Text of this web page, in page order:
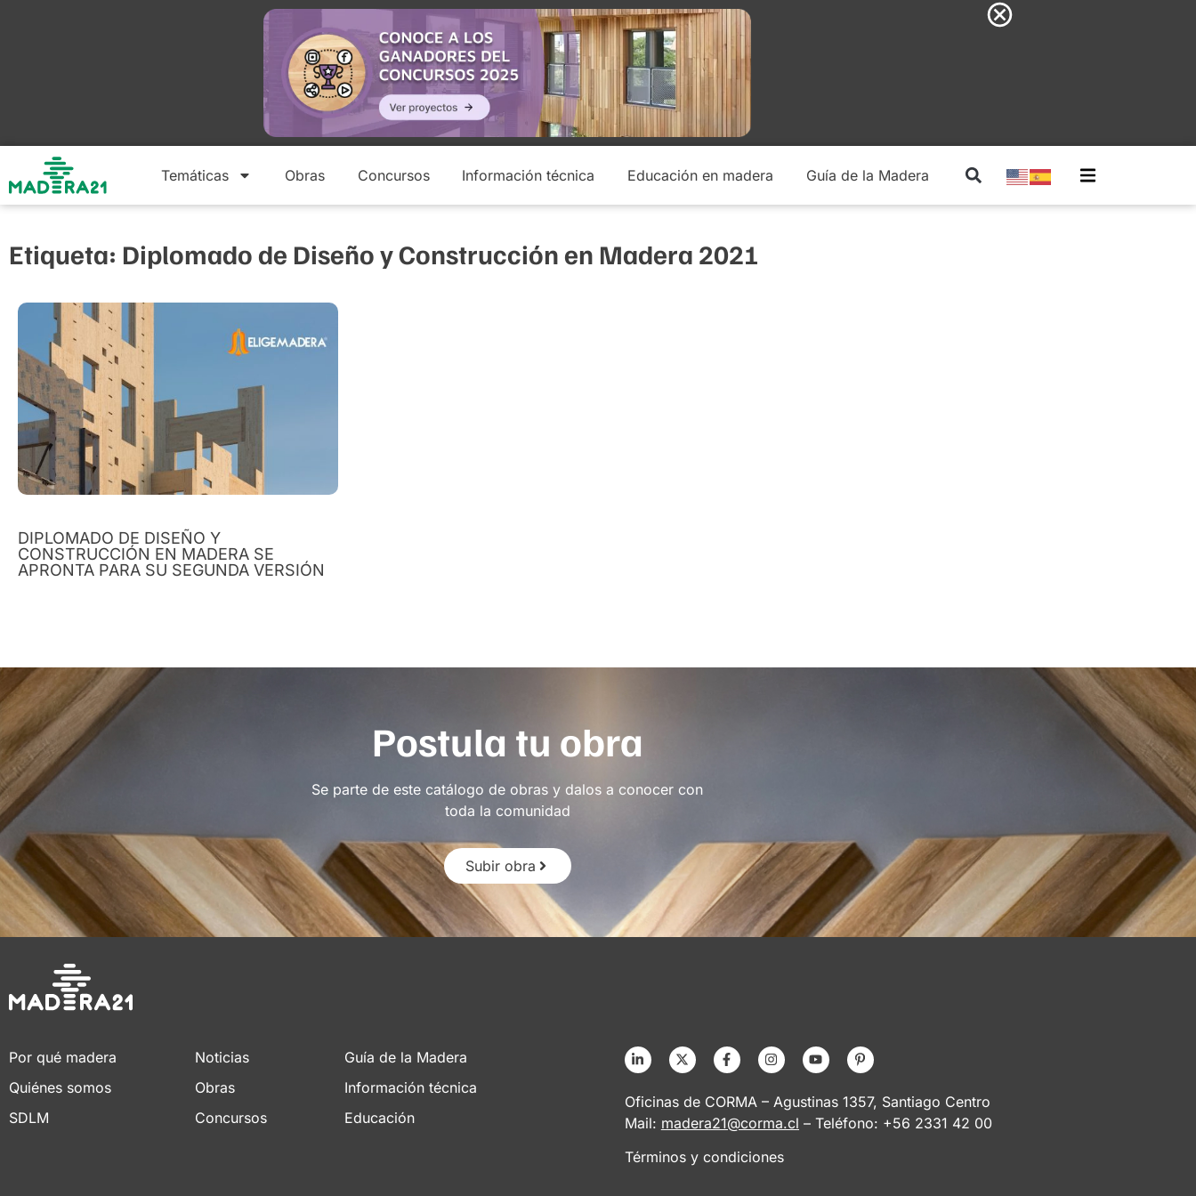
Temáticas Obras Concursos Información técnica Educación en madera Guía de la Madera
Etiqueta: Diplomado de Diseño y Construcción en Madera 2021
DIPLOMADO DE DISEÑO Y
CONSTRUCCIÓN EN MADERA SE
APRONTA PARA SU SEGUNDA VERSIÓN
Postula tu obra
Se parte de este catálogo de obras y dalos a conocer con
toda la comunidad
Subir obra
Por qué madera
Quiénes somos
SDLM
Noticias
Obras
Concursos
Guía de la Madera
Información técnica
Educación
Oficinas de CORMA – Agustinas 1357, Santiago Centro
Mail: madera21@corma.cl – Teléfono: +56 2331 42 00
Términos y condiciones